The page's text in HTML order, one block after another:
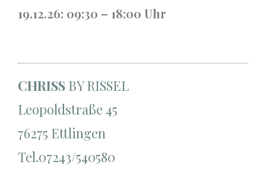
19.12.26: 09:30 – 18:00 Uhr
CHRISS BY RISSEL
Leopoldstraße 45
76275 Ettlingen
Tel.07243/540580